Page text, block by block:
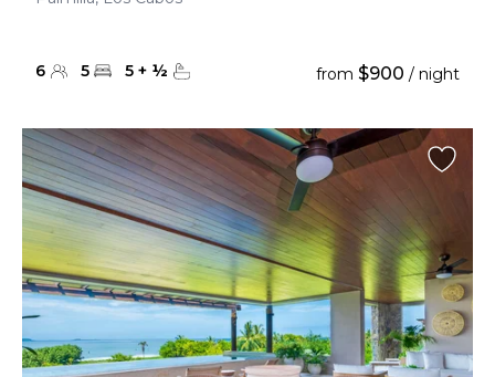
6 5 5 + ½ from $900 / night